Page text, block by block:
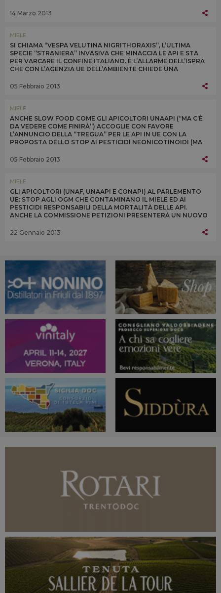
14 Marzo 2013
MIELE
SI CHIAMA “VESPA VELUTINA NIGRITHORAXIS”, L’ULTIMA
SPECIE “STRANIERA” INVASIVA CHE MINACCIA LE API E STA
PER VARCARE IL CONFINE ITALIANO. È L’ALLARME DELL’ISPRA
CHE CON L’AGENZIA UE DELL’AMBIENTE CHIEDE UNA
05 Febbraio 2013
MIELE
ANCHE SLOW FOOD COME GLI APICOLTORI UNAAPI (“MA C’È
DA VEDERE COME FINIRÀ”) ACCOGLIE CON FAVORE
L’ANNUNCIO DELLA “TREGUA” PER LE API IN UE CON LA
PROPOSTA DELLO STOP AI PESTICIDI NEONICOTINOIDI (MA
05 Febbraio 2013
MIELE
GLI APICOLTORI (UNAF, UNAAPI E CONAPI) AL PARLEMENTO
UE: STOP AGLI OGM CHE CONTAMINANO IL MIELE ED AI
PESTICIDI RESPONSABILI DELLA MORTALITÀ DELLE API.
ANCHE LA COMMISSIONE PETIZIONI PRESENTERÀ UN NUOVO
22 Gennaio 2013